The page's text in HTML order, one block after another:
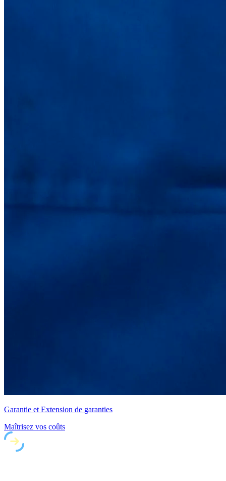
Garantie et Extension de garanties
Maîtrisez vos coûts